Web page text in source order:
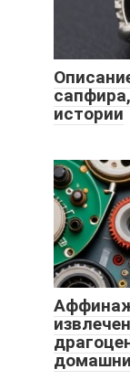
истории